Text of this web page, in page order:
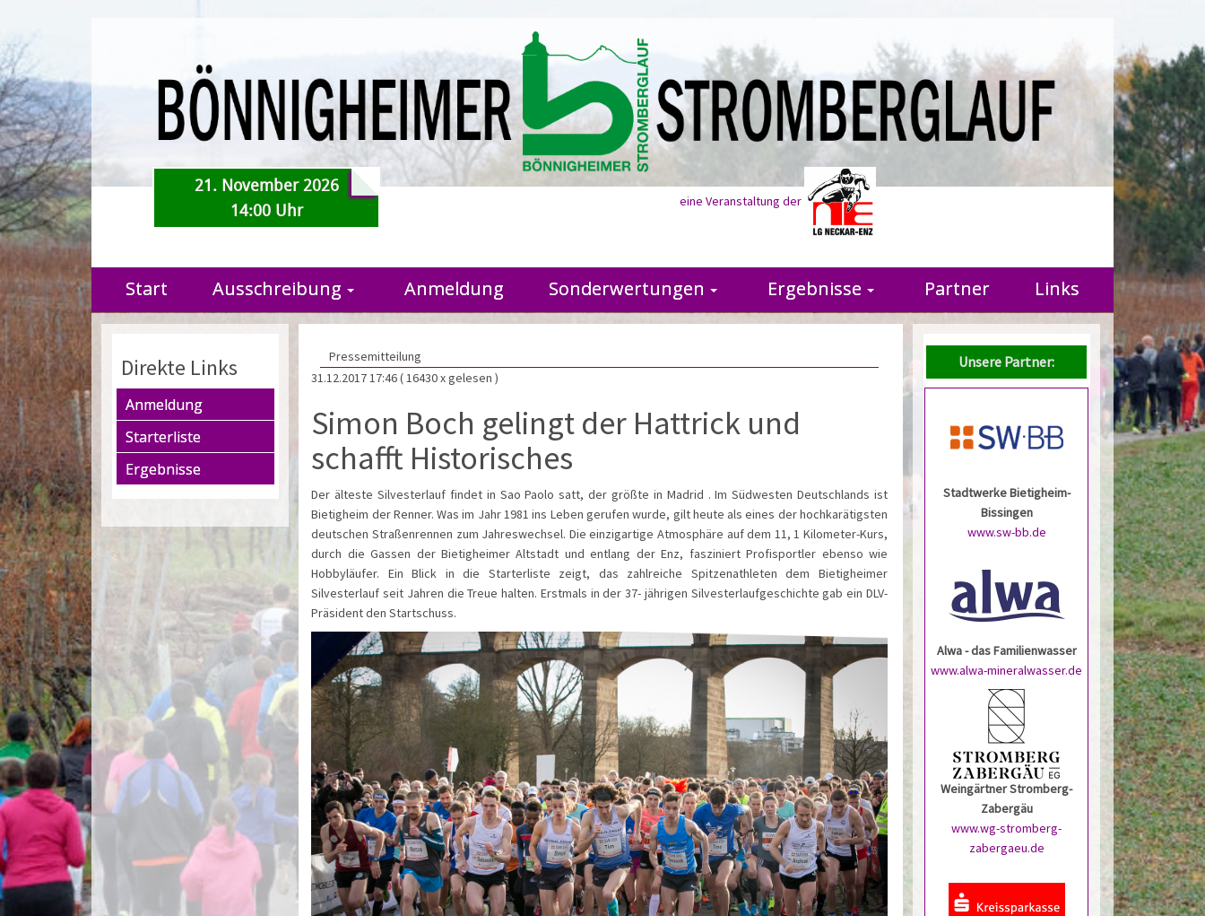
21. November 2026
14:00 Uhr
eine Veranstaltung der
Start Ausschreibung Anmeldung Sonderwertungen Ergebnisse Partner Links
Direkte Links
Anmeldung
Starterliste
Ergebnisse
Pressemitteilung
31.12.2017 17:46( 16430 x gelesen )
Simon Boch gelingt der Hattrick und
schafft Historisches
Der älteste Silvesterlauf findet in Sao Paolo satt, der größte in Madrid . Im Südwesten Deutschlands ist
Bietigheim der Renner. Was im Jahr 1981 ins Leben gerufen wurde, gilt heute als eines der hochkarätigsten
deutschen Straßenrennen zum Jahreswechsel. Die einzigartige Atmosphäre auf dem 11, 1 Kilometer-Kurs,
durch die Gassen der Bietigheimer Altstadt und entlang der Enz, fasziniert Profisportler ebenso wie
Hobbyläufer. Ein Blick in die Starterliste zeigt, das zahlreiche Spitzenathleten dem Bietigheimer
Silvesterlauf seit Jahren die Treue halten. Erstmals in der 37- jährigen Silvesterlaufgeschichte gab ein DLV-
Präsident den Startschuss.
Unsere Partner:
Stadtwerke Bietigheim-
Bissingen
www.sw-bb.de
Alwa - das Familienwasser
www.alwa-mineralwasser.de
Weingärtner Stromberg-
Zabergäu
www.wg-stromberg-
zabergaeu.de